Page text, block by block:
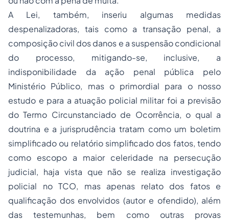
A Lei, também, inseriu algumas medidas
despenalizadoras, tais como a transação penal, a
composição civil dos danos e a suspensão condicional
do processo, mitigando-se, inclusive, a
indisponibilidade da ação penal pública pelo
Ministério Público, mas o primordial para o nosso
estudo e para a atuação policial militar foi a previsão
do Termo Circunstanciado de Ocorrência, o qual a
doutrina e a jurisprudência tratam como um boletim
simplificado ou relatório simplificado dos fatos, tendo
como escopo a maior celeridade na persecução
judicial, haja vista que não se realiza investigação
policial no TCO, mas apenas relato dos fatos e
qualificação dos envolvidos (autor e ofendido), além
das testemunhas, bem como outras provas